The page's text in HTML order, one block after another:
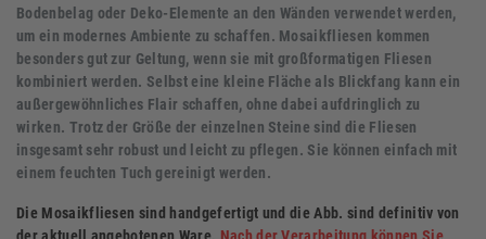
Bodenbelag oder Deko-Elemente an den Wänden verwendet werden,
um ein modernes Ambiente zu schaffen. Mosaikfliesen kommen
besonders gut zur Geltung, wenn sie mit großformatigen Fliesen
kombiniert werden. Selbst eine kleine Fläche als Blickfang kann ein
außergewöhnliches Flair schaffen, ohne dabei aufdringlich zu
wirken. Trotz der Größe der einzelnen Steine sind die Fliesen
insgesamt sehr robust und leicht zu pflegen. Sie können einfach mit
einem feuchten Tuch gereinigt werden.
Die Mosaikfliesen sind handgefertigt und die Abb. sind definitiv von
der aktuell angebotenen Ware.
Nach der Verarbeitung können Sie